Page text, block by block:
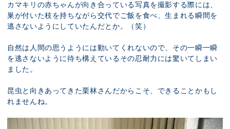
カマキリの赤ちゃんが向き合っている写真を撮影する際には、
巣が付いた枝を持ちながら交代でご飯を食べ、生まれる瞬間を
逃さないようにしていたんだとか。（笑）
自然は人間の思うようには動いてくれないので、その一瞬一瞬
を逃さないように待ち構えているその忍耐力には驚いてしまい
ました。
昆虫と向きあってきた栗林さんだからこそ、できることかもし
れませんね。